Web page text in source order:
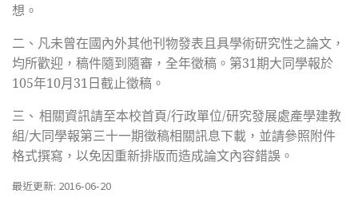
想。
二、 凡未曾在國內外其他刊物發表且具學術研究性之論文，
均所歡迎，稿件隨到隨審，全年徵稿。第31期大同學報於
105年10月31日截止徵稿。
三、 相關資訊請至本校首頁/行政單位/研究發展處產學建教
組/大同學報第三十一期徵稿相關訊息下載，並請參照附件
格式撰寫，以免因重新排版而造成論文內容錯誤。
最近更新: 2016-06-20